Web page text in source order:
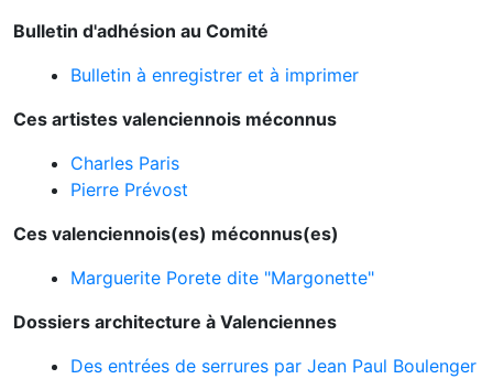
Bulletin d'adhésion au Comité
Bulletin à enregistrer et à imprimer
Ces artistes valenciennois méconnus
Charles Paris
Pierre Prévost
Ces valenciennois(es) méconnus(es)
Marguerite Porete dite "Margonette"
Dossiers architecture à Valenciennes
Des entrées de serrures par Jean Paul Boulenger